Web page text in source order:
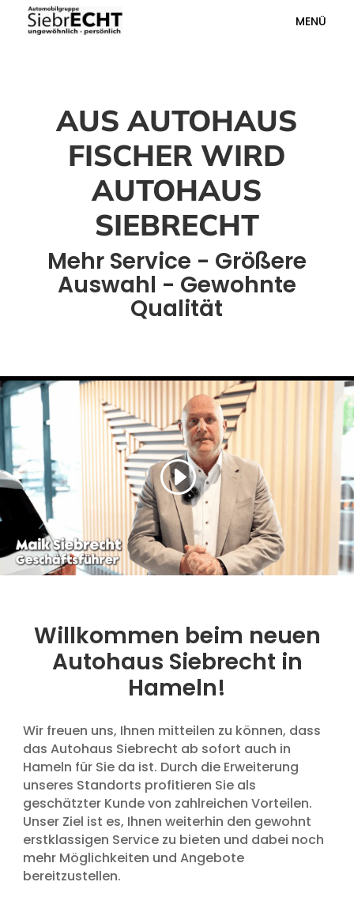
MENÜ
AUS AUTOHAUS
FISCHER WIRD
AUTOHAUS
SIEBRECHT
Mehr Service - Größere
Auswahl - Gewohnte
Qualität
Willkommen beim neuen
Autohaus Siebrecht in
Hameln!
Wir freuen uns, Ihnen mitteilen zu können, dass
das Autohaus Siebrecht ab sofort auch in
Hameln für Sie da ist. Durch die Erweiterung
unseres Standorts profitieren Sie als
geschätzter Kunde von zahlreichen Vorteilen.
Unser Ziel ist es, Ihnen weiterhin den gewohnt
erstklassigen Service zu bieten und dabei noch
mehr Möglichkeiten und Angebote
bereitzustellen.